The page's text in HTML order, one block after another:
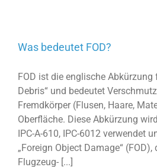
Was bedeutet FOD?
FOD ist die englische Abkürzung
Debris“ und bedeutet
Fremdkörper (Flusen, Haare,
Oberfläche. Diese Abkürzung
IPC-A-610, IPC-6012 verwendet
„Foreign Object Damage“
Flugzeug- [...]